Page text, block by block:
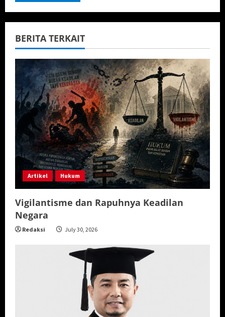
BERITA TERKAIT
Artikel Hukum
Vigilantisme dan Rapuhnya Keadilan
Negara
Redaksi July 30, 2026